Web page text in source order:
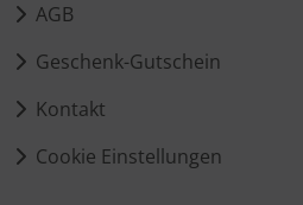
AGB
Geschenk-Gutschein
Kontakt
Cookie Einstellungen